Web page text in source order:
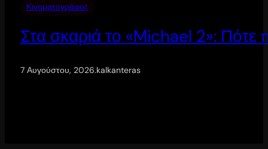
Κινηματογράφος
Στα σκαριά το «Michael 2»: Πότε
7 Αυγούστου, 2026.kalkanteras